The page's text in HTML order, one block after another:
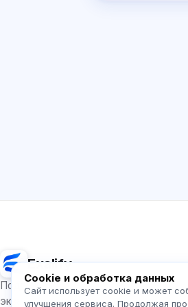
Exalify
Подготовка к международным
экзаменам
Cookie и обработка данных
Сайт использует cookie и может
улучшения сервиса. Продолжая